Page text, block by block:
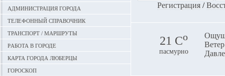
Администрация города
Телефонный справочник
Транспорт / маршруты
Работа в городе
Карта города Люберцы
Гороскоп
Регистрация/
21 Сo
пасмурно